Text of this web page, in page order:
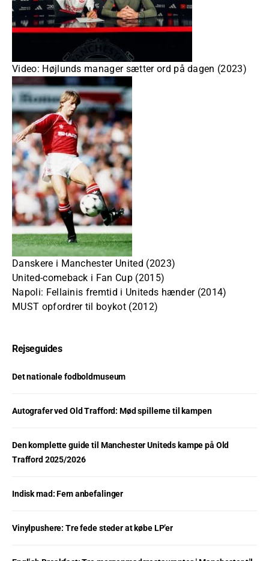
Video: Højlunds manager sætter ord på dagen (2023)
Danskere i Manchester United (2023)
United-comeback i Fan Cup (2015)
Napoli: Fellainis fremtid i Uniteds hænder (2014)
MUST opfordrer til boykot (2012)
Rejseguides
Det nationale fodboldmuseum
Autografer ved Old Trafford: Mød spillerne til kampen
Den komplette guide til Manchester Uniteds kampe på Old
Trafford 2025/2026
Indisk mad: Fem anbefalinger
Vinylpushere: Tre fede steder at købe LP’er